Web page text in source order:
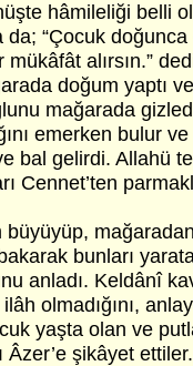
hâmileliği belli
da; “Çocuk
mükâfât alırsın.”
doğum yaptı
mağarada
emerken bulur
bal gelirdi. Allahü
Cennet’ten
bunları
anladı. Keldânî
ilâh olmadığını,
yaşta olan ve
Âzer’e şikâyet